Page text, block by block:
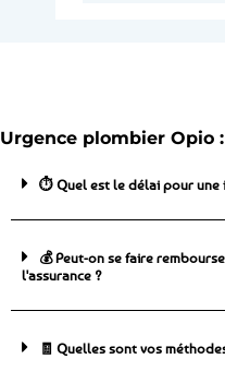
Urgence plombier Opio
⏱️ Quel est le délai pour une
💰 Peut-on se faire
l'assurance ?
🧾 Quelles sont vos